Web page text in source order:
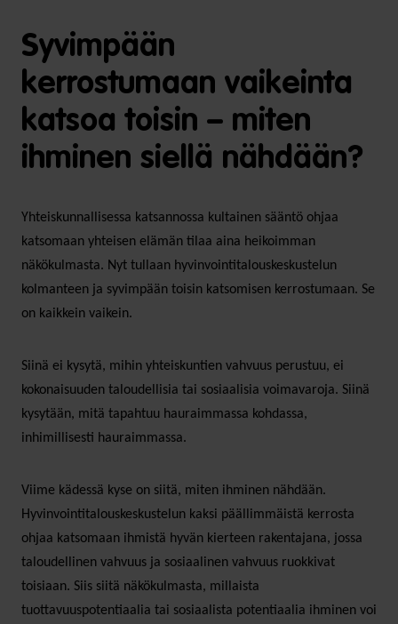
Syvimpään
kerrostumaan vaikeinta
katsoa toisin – miten
ihminen siellä nähdään?
Yhteiskunnallisessa katsannossa kultainen sääntö ohjaa
katsomaan yhteisen elämän tilaa aina heikoimman
näkökulmasta. Nyt tullaan hyvinvointitalouskeskustelun
kolmanteen ja syvimpään toisin katsomisen kerrostumaan. Se
on kaikkein vaikein.
Siinä ei kysytä, mihin yhteiskuntien vahvuus perustuu, ei
kokonaisuuden taloudellisia tai sosiaalisia voimavaroja. Siinä
kysytään, mitä tapahtuu hauraimmassa kohdassa,
inhimillisesti hauraimmassa.
Viime kädessä kyse on siitä, miten ihminen nähdään.
Hyvinvointitalouskeskustelun kaksi päällimmäistä kerrosta
ohjaa katsomaan ihmistä hyvän kierteen rakentajana, jossa
taloudellinen vahvuus ja sosiaalinen vahvuus ruokkivat
toisiaan. Siis siitä näkökulmasta, millaista
tuottavuuspotentiaalia tai sosiaalista potentiaalia ihminen voi